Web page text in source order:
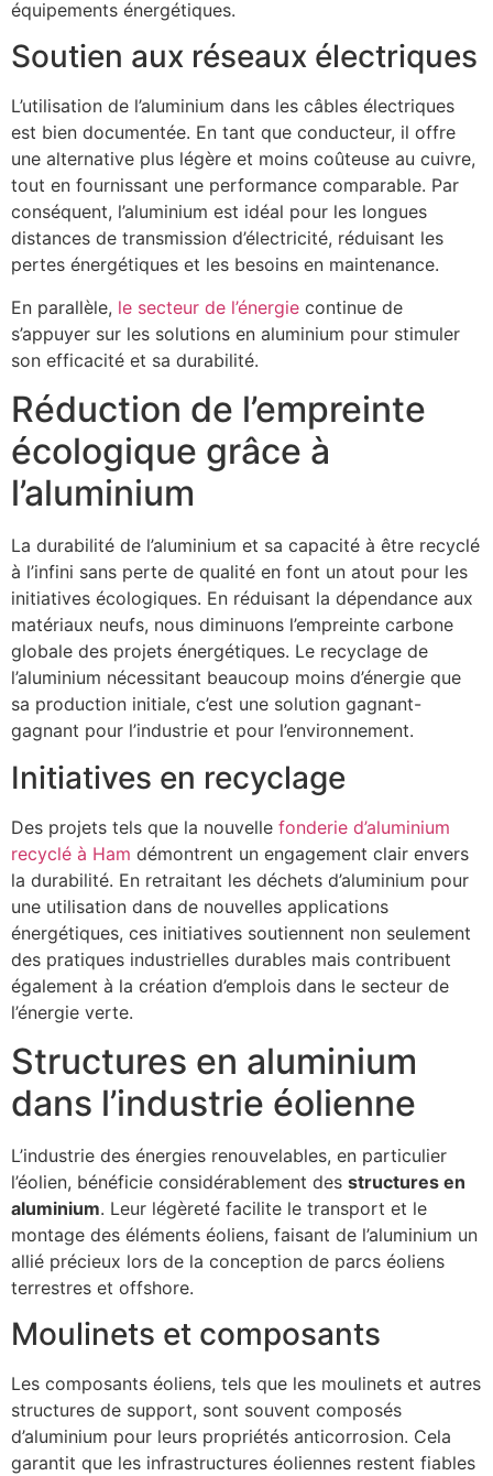
équipements énergétiques.
Soutien aux réseaux électriques
L’utilisation de l’aluminium dans les câbles électriques
est bien documentée. En tant que conducteur, il offre
une alternative plus légère et moins coûteuse au cuivre,
tout en fournissant une performance comparable. Par
conséquent, l’aluminium est idéal pour les longues
distances de transmission d’électricité, réduisant les
pertes énergétiques et les besoins en maintenance.
En parallèle, le secteur de l’énergie continue de
s’appuyer sur les solutions en aluminium pour stimuler
son efficacité et sa durabilité.
Réduction de l’empreinte
écologique grâce à
l’aluminium
La durabilité de l’aluminium et sa capacité à être recyclé
à l’infini sans perte de qualité en font un atout pour les
initiatives écologiques. En réduisant la dépendance aux
matériaux neufs, nous diminuons l’empreinte carbone
globale des projets énergétiques. Le recyclage de
l’aluminium nécessitant beaucoup moins d’énergie que
sa production initiale, c’est une solution gagnant-
gagnant pour l’industrie et pour l’environnement.
Initiatives en recyclage
Des projets tels que la nouvelle fonderie d’aluminium
recyclé à Ham démontrent un engagement clair envers
la durabilité. En retraitant les déchets d’aluminium pour
une utilisation dans de nouvelles applications
énergétiques, ces initiatives soutiennent non seulement
des pratiques industrielles durables mais contribuent
également à la création d’emplois dans le secteur de
l’énergie verte.
Structures en aluminium
dans l’industrie éolienne
L’industrie des énergies renouvelables, en particulier
l’éolien, bénéficie considérablement des structures en
aluminium. Leur légèreté facilite le transport et le
montage des éléments éoliens, faisant de l’aluminium un
allié précieux lors de la conception de parcs éoliens
terrestres et offshore.
Moulinets et composants
Les composants éoliens, tels que les moulinets et autres
structures de support, sont souvent composés
d’aluminium pour leurs propriétés anticorrosion. Cela
garantit que les infrastructures éoliennes restent fiables